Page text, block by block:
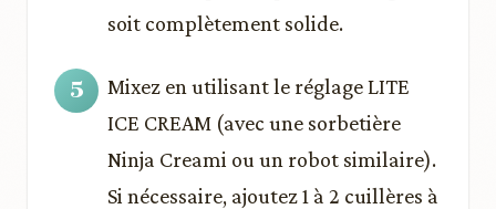
soit complètement solide.
Mixez en utilisant le réglage LITE
ICE CREAM (avec une sorbetière
Ninja Creami ou un robot similaire).
Si nécessaire, ajoutez 1 à 2 cuillères à